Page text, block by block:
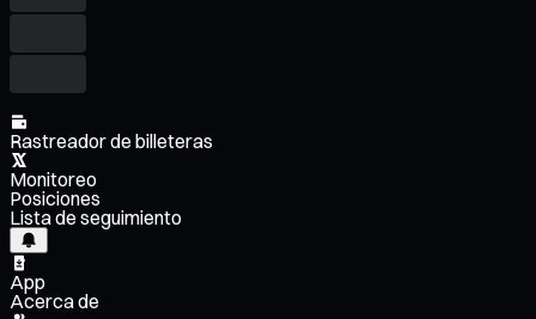
Rastreador de billeteras
Monitoreo
Posiciones
Lista de seguimiento
App
Acerca de